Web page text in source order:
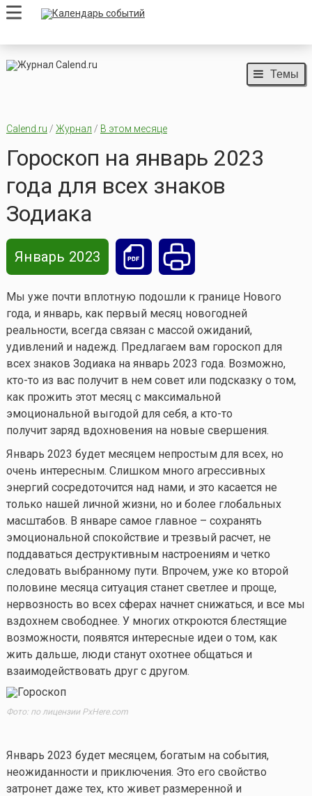
Темы
Calend.ru / Журнал / В этом месяце
Гороскоп на январь 2023
года для всех знаков
Зодиака
Январь 2023
Мы уже почти вплотную подошли к границе Нового
года, и январь, как первый месяц новогодней
реальности, всегда связан с массой ожиданий,
удивлений и надежд. Предлагаем вам гороскоп для
всех знаков Зодиака на январь 2023 года. Возможно,
кто-то из вас получит в нем совет или подсказку о том,
как прожить этот месяц с максимальной
эмоциональной выгодой для себя, а кто-то
получит заряд вдохновения на новые свершения.
Январь 2023 будет месяцем непростым для всех, но
очень интересным. Слишком много агрессивных
энергий сосредоточится над нами, и это касается не
только нашей личной жизни, но и более глобальных
масштабов. В январе самое главное – сохранять
эмоциональной спокойствие и трезвый расчет, не
поддаваться деструктивным настроениям и четко
следовать выбранному пути. Впрочем, уже ко второй
половине месяца ситуация станет светлее и проще,
нервозность во всех сферах начнет снижаться, и все мы
вздохнем свободнее. У многих откроются блестящие
возможности, появятся интересные идеи о том, как
жить дальше, люди станут охотнее общаться и
взаимодействовать друг с другом.
Фото: по лицензии PxHere.com
Январь 2023 будет месяцем, богатым на события,
неожиданности и приключения. Это его свойство
затронет даже тех, кто живет размеренной и